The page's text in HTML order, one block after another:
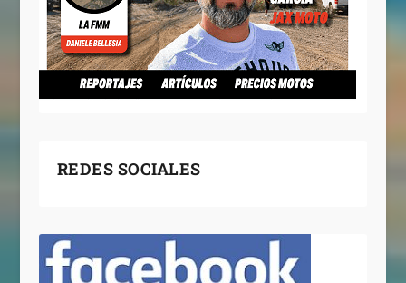
REDES SOCIALES